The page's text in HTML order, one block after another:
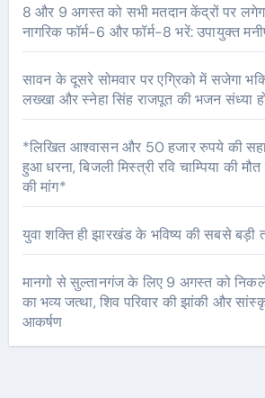
8 और 9 अगस्त को सभी मतदान केंद्रों पर लगेगा
नागरिक फॉर्म-6 और फॉर्म-8 भरें: उपायुक्त
सावन के दूसरे सोमवार पर एग्रिको में सजेगा
लख्खा और स्नेहा सिंह राजपूत की भजन संध्या
*लिखित आश्वासन और 50 हजार रुपये की
हुआ धरना, बिजली मिस्त्री रवि चाम्पिया की
की मांग*
युवा शक्ति ही झारखंड के भविष्य की सबसे बड़ी
मानगो से सुल्तानगंज के लिए 9 अगस्त को
का भव्य जत्था, शिव परिवार की झांकी और
आकर्षण